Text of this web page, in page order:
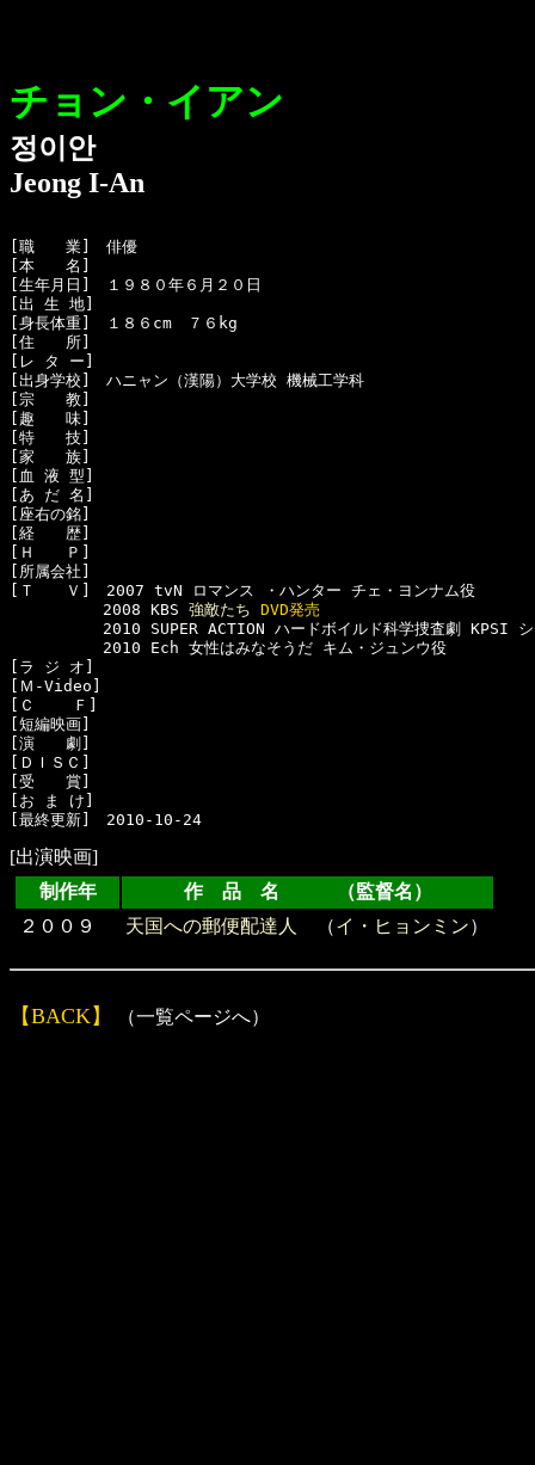
チョン・イアン
정이안
Jeong I-An
[職　　業]　俳優
[本　　名]
[生年月日]　１９８０年６月２０日
[出 生 地]
[身長体重]　１８６cm　７６kg
[住　　所]
[レ タ ー]
[出身学校]　ハニャン（漢陽）大学校 機械工学科
[宗　　教]
[趣　　味]
[特　　技]
[家　　族]
[血 液 型]
[あ だ 名]
[座右の銘]
[経　　歴]
[Ｈ　　Ｐ]
[所属会社]
[Ｔ　　Ｖ]　2007 tvN ロマンス ・ハンター チェ・ヨンナム役
2008 KBS 強敵たち DVD発売
2010 SUPER ACTION ハードボイルド科学捜査劇 KPSI シー
2010 Ech 女性はみなそうだ キム・ジュンウ役
[ラ ジ オ]
[Ｍ-Video]
[Ｃ    Ｆ]
[短編映画]
[演　　劇]
[ＤＩＳＣ]
[受　　賞]
[お ま け]
[出演映画]
制作年
作 品 名 （監督名）
２００９
天国への郵便配達人 （イ・ヒョンミン）
【BACK】 （一覧ページへ）